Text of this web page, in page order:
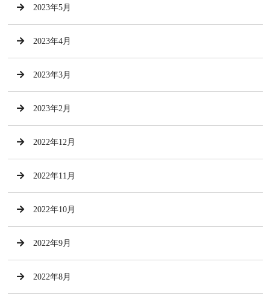
2023年5月
2023年4月
2023年3月
2023年2月
2022年12月
2022年11月
2022年10月
2022年9月
2022年8月